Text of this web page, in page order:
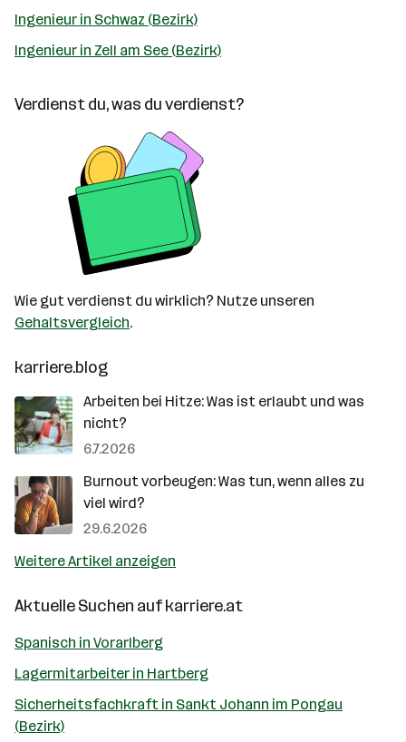
Ingenieur in Schwaz (Bezirk)
Ingenieur in Zell am See (Bezirk)
Verdienst du, was du verdienst?
Wie gut verdienst du wirklich? Nutze unseren
Gehaltsvergleich.
karriere.blog
Arbeiten bei Hitze: Was ist erlaubt und was
nicht?
6.7.2026
Burnout vorbeugen: Was tun, wenn alles zu
viel wird?
29.6.2026
Weitere Artikel anzeigen
Aktuelle Suchen aufkarriere.at
Spanisch in Vorarlberg
Lagermitarbeiter in Hartberg
Sicherheitsfachkraft in Sankt Johann im Pongau
(Bezirk)